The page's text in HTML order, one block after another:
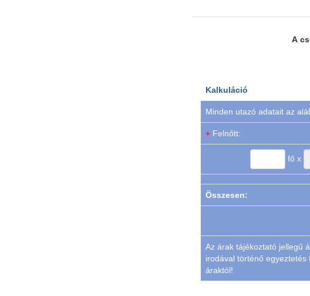
A
Kalkuláció
Minden utazó adatait az
+ Felnőtt:
fő x
Összesen:
Az árak tájékoztató jellegű
irodával történő
áraktól!